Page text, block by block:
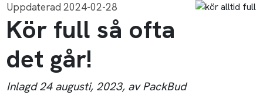
Uppdaterad 2024-02-28
Kör full så ofta
det går!
Inlagd 24 augusti, 2023, av PackBud